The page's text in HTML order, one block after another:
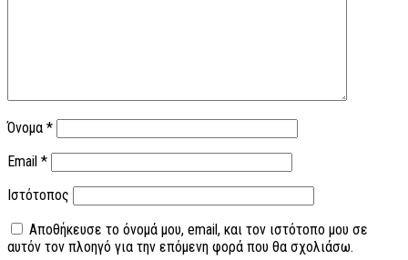
Όνομα *
Email *
Ιστότοπος
Αποθήκευσε το όνομά μου, email, και τον ιστότοπο μου σε
αυτόν τον πλοηγό για την επόμενη φορά που θα σχολιάσω.